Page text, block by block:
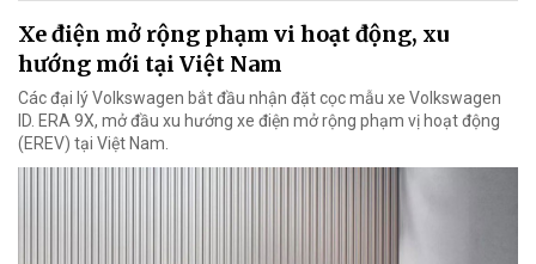
Xe điện mở rộng phạm vi hoạt động, xu
hướng mới tại Việt Nam
Các đại lý Volkswagen bắt đầu nhận đặt cọc mẫu xe Volkswagen
ID. ERA 9X, mở đầu xu hướng xe điện mở rộng phạm vị hoạt động
(EREV) tại Việt Nam.